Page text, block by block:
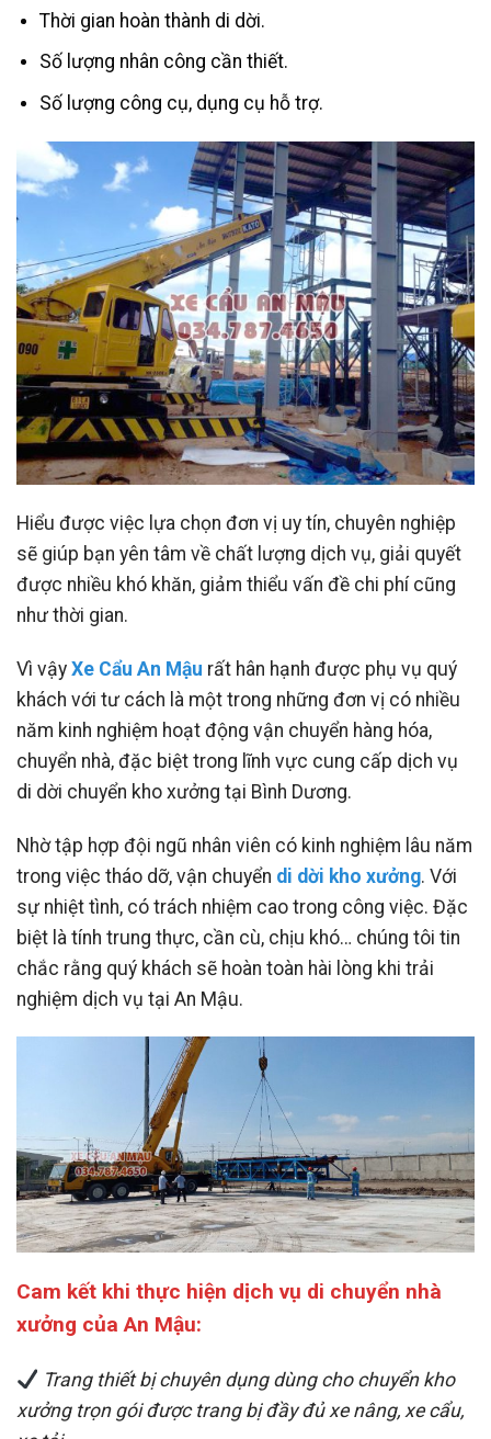
Thời gian hoàn thành di dời.
Số lượng nhân công cần thiết.
Số lượng công cụ, dụng cụ hỗ trợ.
Hiểu được việc lựa chọn đơn vị uy tín, chuyên nghiệp
sẽ giúp bạn yên tâm về chất lượng dịch vụ, giải quyết
được nhiều khó khăn, giảm thiểu vấn đề chi phí cũng
như thời gian.
Vì vậy Xe Cẩu An Mậu rất hân hạnh được phụ vụ quý
khách với tư cách là một trong những đơn vị có nhiều
năm kinh nghiệm hoạt động vận chuyển hàng hóa,
chuyển nhà, đặc biệt trong lĩnh vực cung cấp dịch vụ
di dời chuyển kho xưởng tại Bình Dương.
Nhờ tập hợp đội ngũ nhân viên có kinh nghiệm lâu năm
trong việc tháo dỡ, vận chuyển di dời kho xưởng. Với
sự nhiệt tình, có trách nhiệm cao trong công việc. Đặc
biệt là tính trung thực, cần cù, chịu khó… chúng tôi tin
chắc rằng quý khách sẽ hoàn toàn hài lòng khi trải
nghiệm dịch vụ tại An Mậu.
Cam kết khi thực hiện dịch vụ di chuyển nhà
xưởng của An Mậu:
Trang thiết bị chuyên dụng dùng cho chuyển kho
xưởng trọn gói được trang bị đầy đủ xe nâng, xe cẩu,